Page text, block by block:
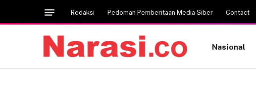
Redaksi Pedoman Pemberitaan Media Siber Contact
Nasional